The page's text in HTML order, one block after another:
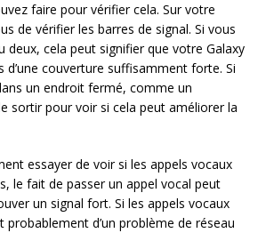
faire pour vérifier cela. Sur votre
de vérifier les barres de signal. Si vous
deux, cela peut signifier que votre Galaxy
d’une couverture suffisamment forte. Si
un endroit fermé, comme un
sortir pour voir si cela peut améliorer la
essayer de voir si les appels vocaux
le fait de passer un appel vocal peut
un signal fort. Si les appels vocaux
probablement d’un problème de réseau